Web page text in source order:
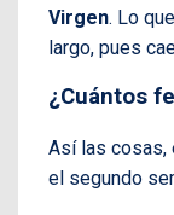
Virgen. Lo
largo, pues
¿Cuántos
Así las cosas,
el segundo